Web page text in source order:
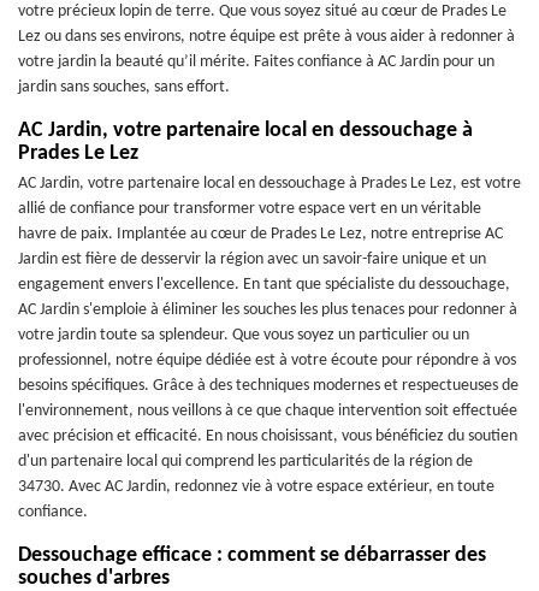
votre précieux lopin de terre. Que vous soyez situé au cœur de Prades Le
Lez ou dans ses environs, notre équipe est prête à vous aider à redonner à
votre jardin la beauté qu’il mérite. Faites confiance à AC Jardin pour un
jardin sans souches, sans effort.
AC Jardin, votre partenaire local en dessouchage à
Prades Le Lez
AC Jardin, votre partenaire local en dessouchage à Prades Le Lez, est votre
allié de confiance pour transformer votre espace vert en un véritable
havre de paix. Implantée au cœur de Prades Le Lez, notre entreprise AC
Jardin est fière de desservir la région avec un savoir-faire unique et un
engagement envers l'excellence. En tant que spécialiste du dessouchage,
AC Jardin s'emploie à éliminer les souches les plus tenaces pour redonner à
votre jardin toute sa splendeur. Que vous soyez un particulier ou un
professionnel, notre équipe dédiée est à votre écoute pour répondre à vos
besoins spécifiques. Grâce à des techniques modernes et respectueuses de
l'environnement, nous veillons à ce que chaque intervention soit effectuée
avec précision et efficacité. En nous choisissant, vous bénéficiez du soutien
d'un partenaire local qui comprend les particularités de la région de
34730. Avec AC Jardin, redonnez vie à votre espace extérieur, en toute
confiance.
Dessouchage efficace : comment se débarrasser des
souches d'arbres